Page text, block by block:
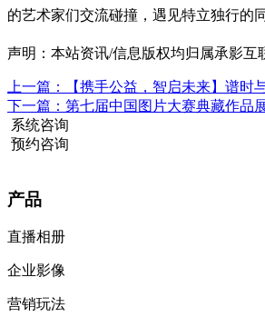
的艺术家们交流碰撞，遇见特立独行的
声明：本站资讯/信息版权均归属承影
上一篇：【携手公益，智启未来】谱时
下一篇：第七届中国图片大赛典藏作品
系统咨询
预约咨询
产品
直播相册
企业影像
营销玩法